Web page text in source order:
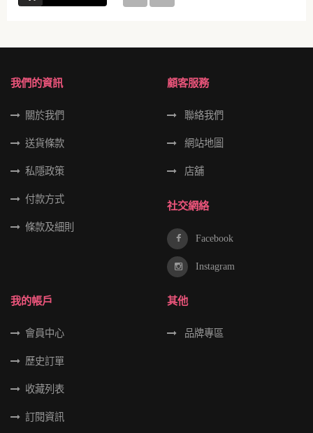
我們的資訊
關於我們
送貨條款
私隱政策
付款方式
條款及細則
顧客服務
聯絡我們
網站地圖
店舖
社交網絡
Facebook
Instagram
我的帳戶
會員中心
歷史訂單
收藏列表
訂閱資訊
其他
品牌專區